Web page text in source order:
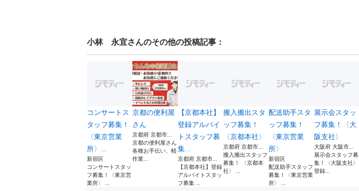
小林 永宜さんのその他の投稿記事：
コンサートス
タッフ募集！
〈東京営業
所〉...
新宿区
コンサートスタッ
フ募集！〈東京営
業所〉 ...
京都の便利屋
さん
京都府 京都市...
京都の便利屋さん
各種お手伝い、軽
作業...
【京都本社】
登録アルバイ
トスタッフ募
集...
京都府 京都市...
【京都本社】登録
アルバイトスタッ
フ募集 ...
搬入搬出スタ
ッフ募集！
〈京都本社〉
京都府 京都市...
搬入搬出スタッフ
募集！ 〈京都本
社〉 ...
配送助手スタ
ッフ募集！
〈東京営業
所〉
新宿区
配送助手スタッフ
募集！〈東京営業
所〉 ...
展示会スタッ
フ募集！〈大
阪支社〉
大阪府 大阪市...
展示会スタッフ募
集！〈大阪支社〉
登録...